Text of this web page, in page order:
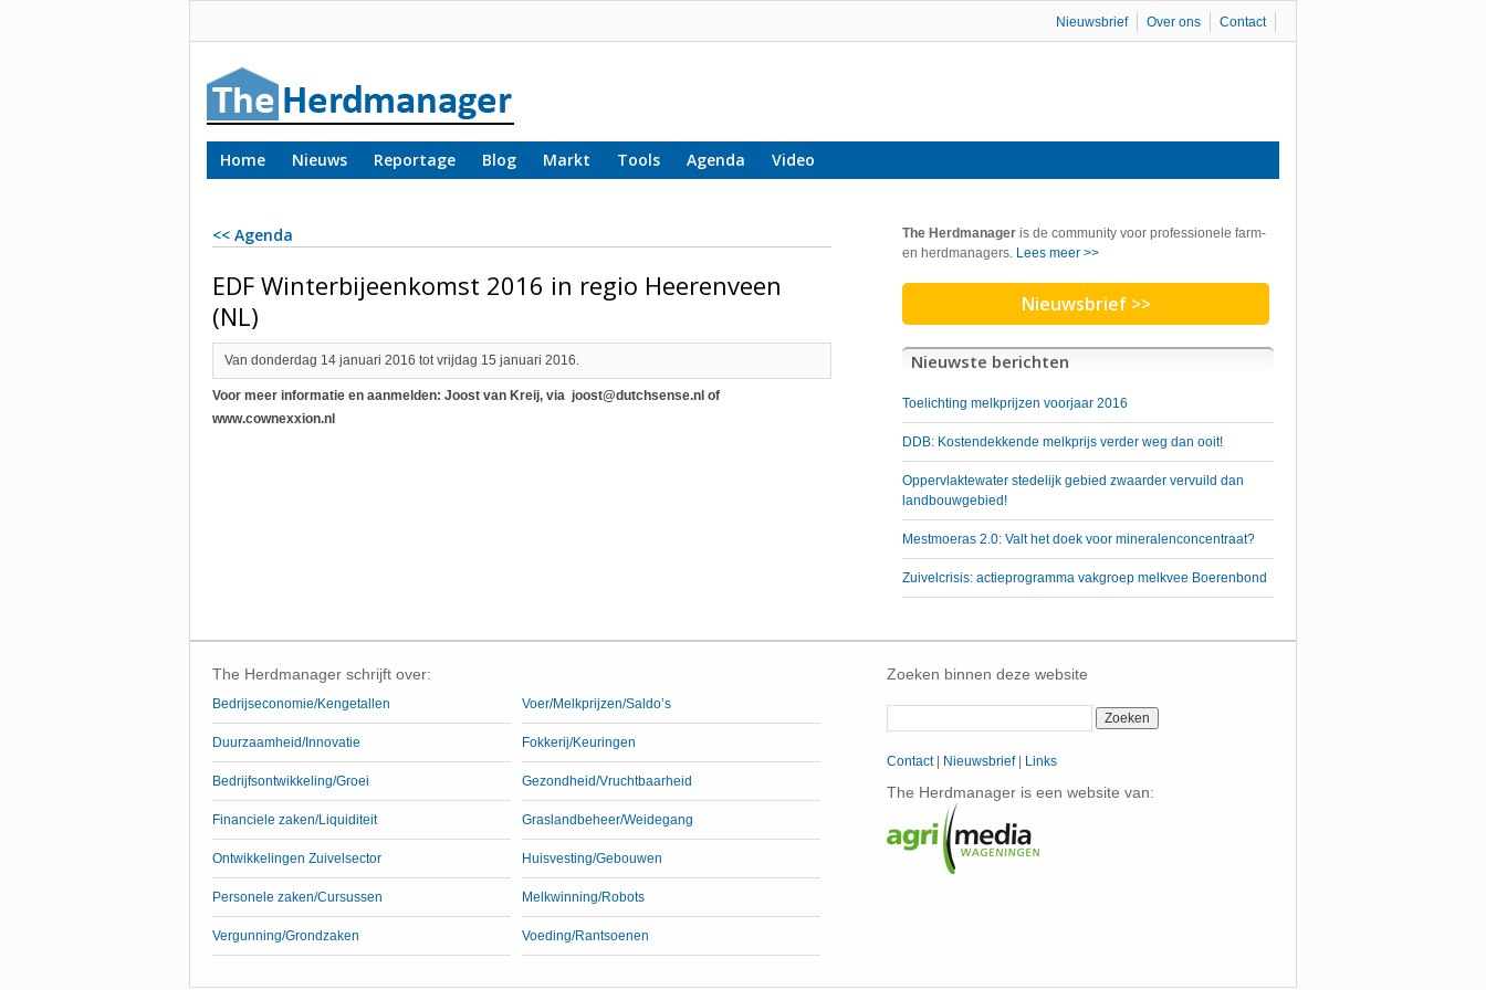
Contact
Over ons
Nieuwsbrief
Home Nieuws Reportage Blog Markt Tools Agenda Video
<< Agenda
EDF Winterbijeenkomst 2016 in regio Heerenveen
(NL)
Van donderdag 14 januari 2016 tot vrijdag 15 januari 2016.
Voor meer informatie en aanmelden: Joost van Kreij, via joost@dutchsense.nl of
www.cownexxion.nl
The Herdmanager is de community voor professionele farm-
en herdmanagers. Lees meer >>
Nieuwsbrief >>
Nieuwste berichten
Toelichting melkprijzen voorjaar 2016
DDB: Kostendekkende melkprijs verder weg dan ooit!
Oppervlaktewater stedelijk gebied zwaarder vervuild dan
landbouwgebied!
Mestmoeras 2.0: Valt het doek voor mineralenconcentraat?
Zuivelcrisis: actieprogramma vakgroep melkvee Boerenbond
The Herdmanager schrijft over:
Bedrijseconomie/Kengetallen
Duurzaamheid/Innovatie
Bedrijfsontwikkeling/Groei
Financiele zaken/Liquiditeit
Ontwikkelingen Zuivelsector
Personele zaken/Cursussen
Vergunning/Grondzaken
Voer/Melkprijzen/Saldo’s
Fokkerij/Keuringen
Gezondheid/Vruchtbaarheid
Graslandbeheer/Weidegang
Huisvesting/Gebouwen
Melkwinning/Robots
Voeding/Rantsoenen
Zoeken binnen deze website
Contact| Nieuwsbrief| Links
The Herdmanager is een website van: